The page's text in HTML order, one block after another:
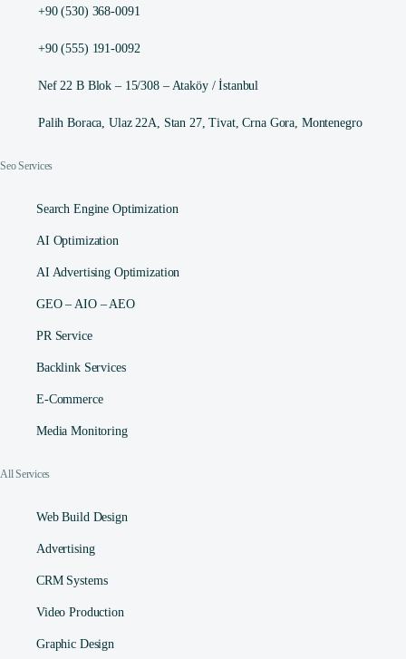
+90 (530) 368-0091
+90 (555) 191-0092
Nef 22 B Blok – 15/308 – Ataköy / İstanbul
Palih Boraca, Ulaz 22A, Stan 27, Tivat, Crna Gora, Montenegro
Seo Services
Search Engine Optimization
AI Optimization
AI Advertising Optimization
GEO – AIO – AEO
PR Service
Backlink Services
E-Commerce
Media Monitoring
All Services
Web Build Design
Advertising
CRM Systems
Video Production
Graphic Design